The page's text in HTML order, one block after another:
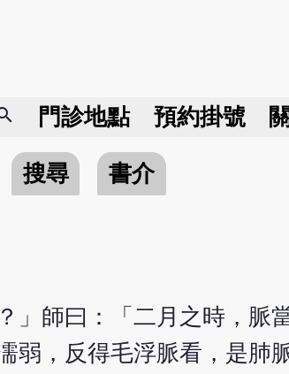
門診地點 預約掛號
搜尋
書介
師曰：「二月之時，脈
弱，反得毛浮脈看，是肺